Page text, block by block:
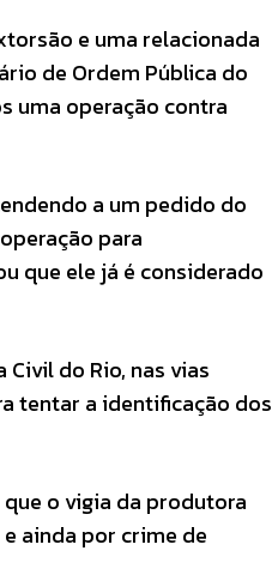
e uma relacionada
de Ordem Pública do
uma operação contra
a um pedido do
para
que ele já é considerado
do Rio, nas vias
tentar a identificação dos
o vigia da produtora
ainda por crime de